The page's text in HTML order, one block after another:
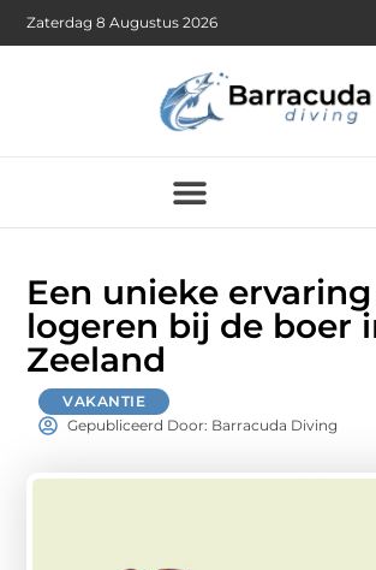
Zaterdag 8 Augustus 2026
Een unieke
logeren bij de boer
Zeeland
VAKANTIE
Gepubliceerd Door: Barracuda Diving